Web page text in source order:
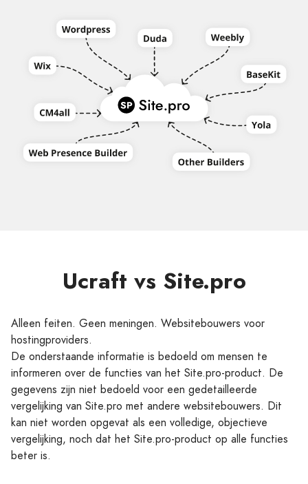
Ucraft vs Site.pro
Alleen feiten. Geen meningen. Websitebouwers voor
hostingproviders.
De onderstaande informatie is bedoeld om mensen te
informeren over de functies van het Site.pro-product. De
gegevens zijn niet bedoeld voor een gedetailleerde
vergelijking van Site.pro met andere websitebouwers. Dit
kan niet worden opgevat als een volledige, objectieve
vergelijking, noch dat het Site.pro-product op alle functies
beter is.